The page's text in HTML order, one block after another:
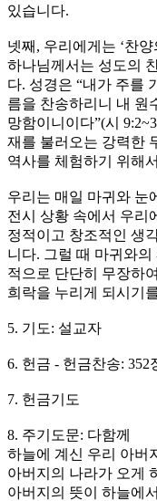
있습니다.
넷째, 우리에게는 ‘찬
하나님께서는 성도의
다. 성경은 “내가 주를
름을 찬송하리니 내 원
망함이니이다”(시
재를 불러오는 강력한
역사를 체험하기 위해
우리는 매일 마귀와 눈
전시 상황 속에서 우리
정적이고 창조적인 생
니다. 그럴 때 마귀와
적으로 단단히 무장하
희락을 누리게 되시기
5. 기도: 설교자
6. 헌금 - 헌금찬송: 352
7. 헌금기도
8. 주기도문: 다함께
하늘에 계신 우리 아버
아버지의 나라가 오게
아버지의 뜻이 하늘에